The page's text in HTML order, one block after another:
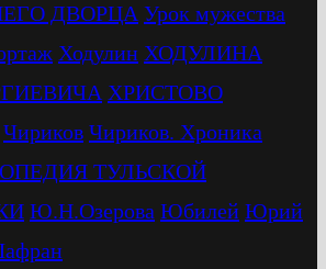
ДВОРЦА Урок мужества
Ходулин ХОДУЛИНА
ХРИСТОВО
Чириков Чириков. Хроника
ТУЛЬСКОЙ
Ю.Н.Озерова Юбилей Юрий